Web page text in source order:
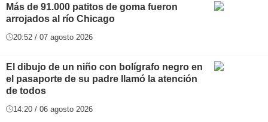
Más de 91.000 patitos de goma fueron
arrojados al río Chicago
20:52 / 07 agosto 2026
El dibujo de un niño con bolígrafo negro en
el pasaporte de su padre llamó la atención
de todos
14:20 / 06 agosto 2026